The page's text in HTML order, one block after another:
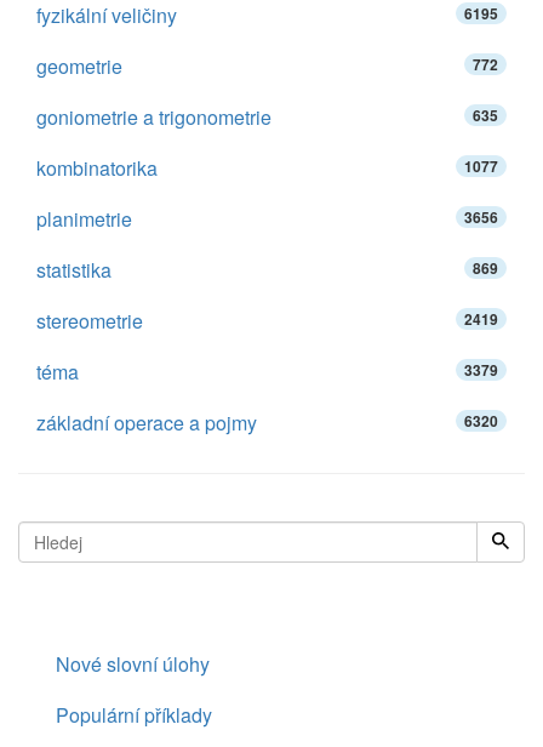
fyzikální veličiny 6195
geometrie 772
goniometrie a trigonometrie 635
kombinatorika 1077
planimetrie 3656
statistika 869
stereometrie 2419
téma 3379
základní operace a pojmy 6320
Nové slovní úlohy
Populární příklady